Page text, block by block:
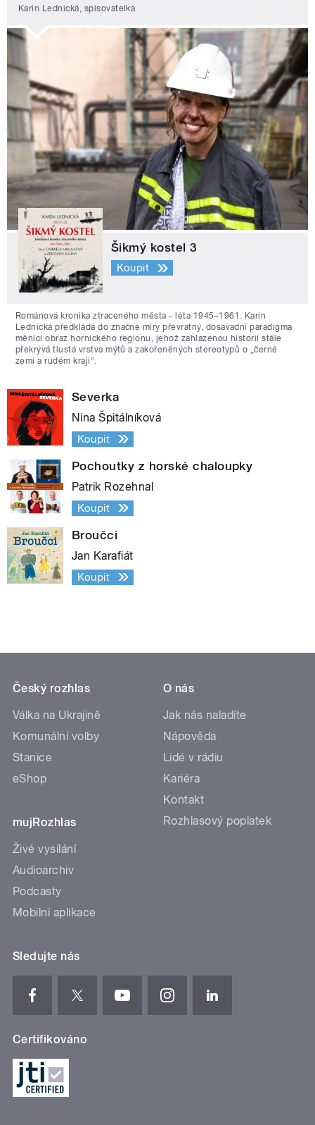
Karin Lednická, spisovatelka
Šikmý kostel 3
Koupit
Románová kronika ztraceného města - léta 1945–1961. Karin
Lednická předkládá do značné míry převratný, dosavadní paradigma
měnící obraz hornického regionu, jehož zahlazenou historii stále
překrývá tlustá vrstva mýtů a zakořeněných stereotypů o „černé
zemi a rudém kraji“.
Severka
Nina Špitálníková
Koupit
Pochoutky z horské chaloupky
Patrik Rozehnal
Koupit
Broučci
Jan Karafiát
Koupit
Český rozhlas
Válka na Ukrajině
Komunální volby
Stanice
eShop
mujRozhlas
Živé vysílání
Audioarchiv
Podcasty
Mobilní aplikace
O nás
Jak nás naladíte
Nápověda
Lidé v rádiu
Kariéra
Kontakt
Rozhlasový poplatek
Sledujte nás
Certifikováno